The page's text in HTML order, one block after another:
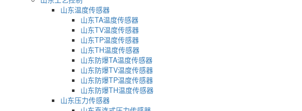
山东温度传感器
山东TA温度传感器
山东TV温度传感器
山东TP温度传感器
山东TH温度传感器
山东防爆TA温度传感器
山东防爆TV温度传感器
山东防爆TP温度传感器
山东防爆TH温度传感器
山东压力传感器